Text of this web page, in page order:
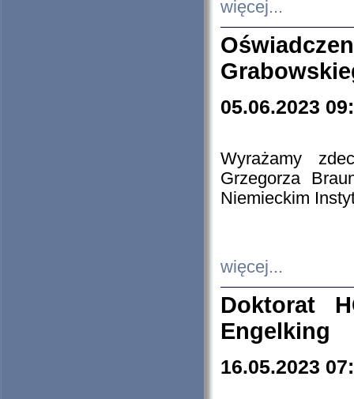
więcej...
05.06.2023
Wyrażamy
Grzegorza
Niemieckim
więcej...
Doktorat
Engelking
16.05.2023